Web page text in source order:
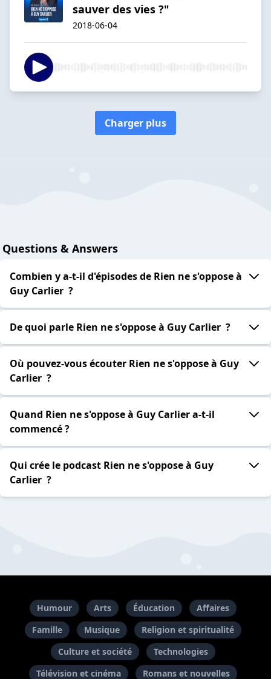
sauver des vies ?"
2018-06-04
Charger plus
Questions & Answers
Combien y a-t-il d'épisodes de Rien ne s'oppose à
Guy Carlier ?
De quoi parle Rien ne s'oppose à Guy Carlier ?
Où pouvez-vous écouter Rien ne s'oppose à Guy
Carlier ?
Quand Rien ne s'oppose à Guy Carlier a-t-il
commencé ?
Qui crée le podcast Rien ne s'oppose à Guy
Carlier ?
Humour Arts Éducation
Affaires
Famille
Musique
Religion et spiritualité
Culture et société
Technologies
Télévision et cinéma
Romans et nouvelles